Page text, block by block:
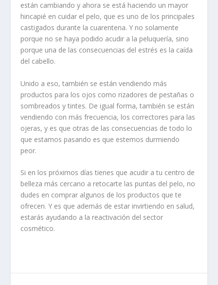
están cambiando y ahora se está haciendo un mayor
hincapié en cuidar el pelo, que es uno de los principales
castigados durante la cuarentena. Y no solamente
porque no se haya podido acudir a la peluquería, sino
porque una de las consecuencias del estrés es la caída
del cabello.
Unido a eso, también se están vendiendo más
productos para los ojos como rizadores de pestañas o
sombreados y tintes. De igual forma, también se están
vendiendo con más frecuencia, los correctores para las
ojeras, y es que otras de las consecuencias de todo lo
que estamos pasando es que estemos durmiendo
peor.
Si en los próximos días tienes que acudir a tu centro de
belleza más cercano a retocarte las puntas del pelo, no
dudes en comprar algunos de los productos que te
ofrecen. Y es que además de estar invirtiendo en salud,
estarás ayudando a la reactivación del sector
cosmético.